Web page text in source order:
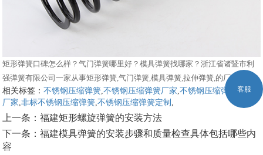
矩形弹簧口碑怎么样？气门弹簧哪里好？模具弹簧找哪家？浙江省诸暨市利
强弹簧有限公司一家从事矩形弹簧,气门弹簧,模具弹簧,拉伸弹簧,的厂家
相关标签：不锈钢压缩弹簧,不锈钢压缩弹簧厂家,不锈钢压缩弹簧生产
厂家,非标不锈钢压缩弹簧,不锈钢压缩弹簧定制 ,
上一条：福建矩形螺旋弹簧的安装方法
下一条：福建模具弹簧的安装步骤和质量检查具体包括哪些内
容
客服